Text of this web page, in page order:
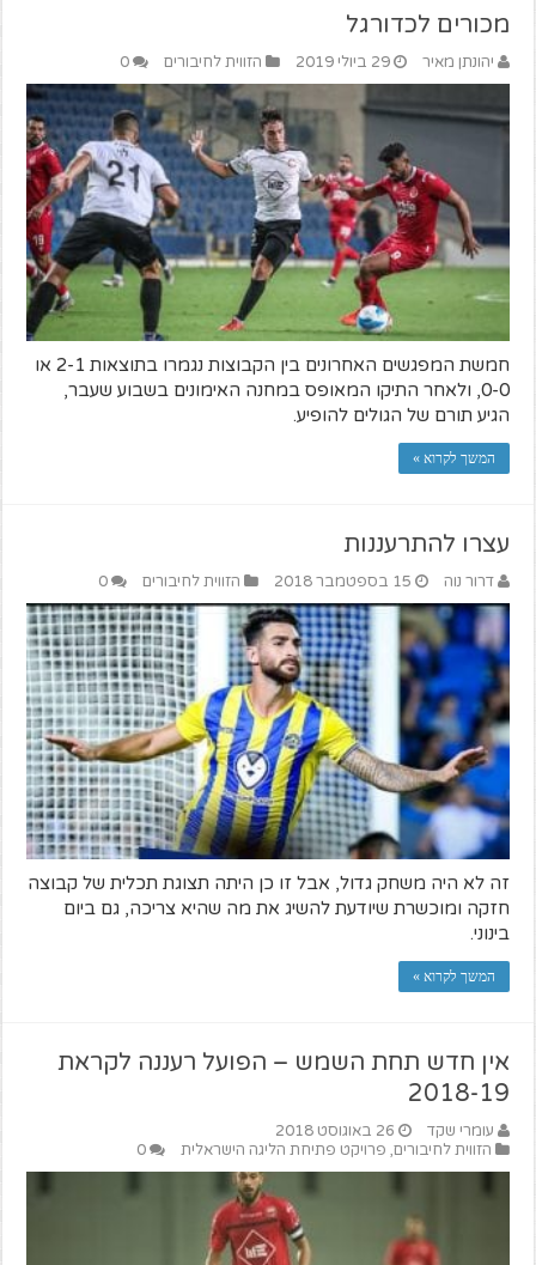
מכורים לכדורגל
יהונתן מאיר 29 ביולי 2019 הזווית לחיבורים 0
חמשת המפגשים האחרונים בין הקבוצות נגמרו בתוצאות 2-1 או
0-0, ולאחר התיקו המאופס במחנה האימונים בשבוע שעבר,
הגיע תורם של הגולים להופיע.
המשך לקרוא »
עצרו להתרעננות
דרור נוה 15 בספטמבר 2018 הזווית לחיבורים 0
זה לא היה משחק גדול, אבל זו כן היתה תצוגת תכלית של קבוצה
חזקה ומוכשרת שיודעת להשיג את מה שהיא צריכה, גם ביום
בינוני.
המשך לקרוא »
אין חדש תחת השמש – הפועל רעננה לקראת
2018-19
עומרי שקד
26 באוגוסט 2018
הזווית לחיבורים, פרויקט פתיחת הליגה הישראלית 0